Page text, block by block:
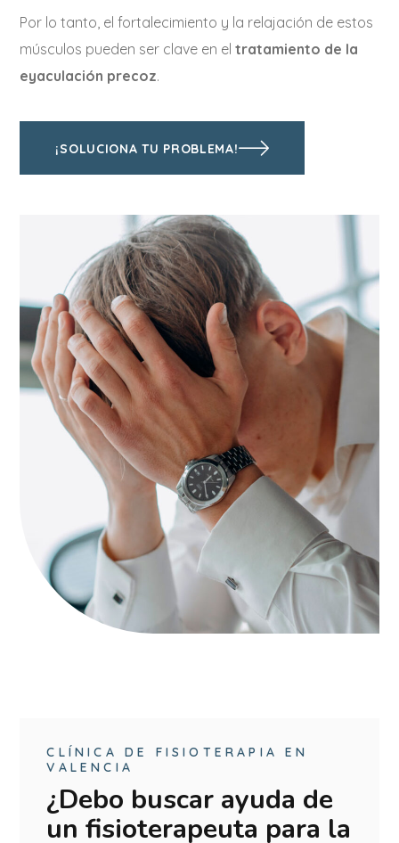
Por lo tanto, el fortalecimiento y la relajación de estos
músculos pueden ser clave en eltratamiento de la
eyaculación precoz.
¡SOLUCIONA TU PROBLEMA!
CLÍNICA DE FISIOTERAPIA EN
VALENCIA
¿Debo buscar ayuda de
un fisioterapeuta para la